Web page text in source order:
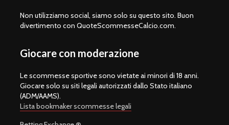
Non utilizziamo social, siamo solo su questo sito. Buon
divertimento con QuoteScommesseCalcio.com.
Giocare con moderazione
Le scommesse sportive sono vietate ai minori di 18 anni.
Giocare solo su siti legali autorizzati dallo Stato italiano
(ADM/AAMS).
Lista bookmaker scommesse legali